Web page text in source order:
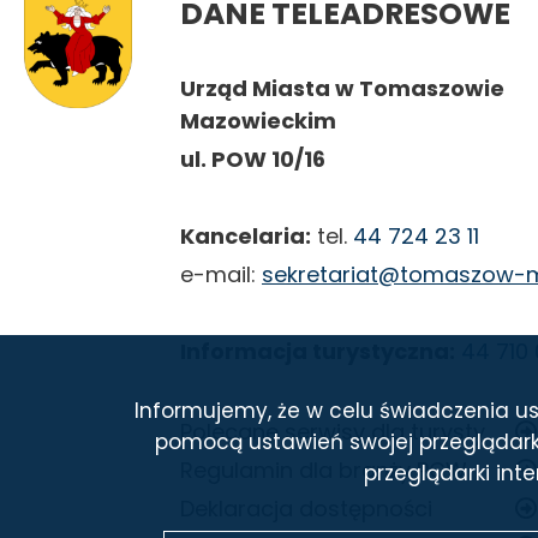
DANE TELEADRESOWE
Urząd Miasta w Tomaszowie
Mazowieckim
ul. POW 10/16
Kancelaria: tel. 44 724 23 11
e-mail: sekretariat@tomaszow-
STOPKA
Polecane serwisy dla turysty
Regulamin dla branży PCW
Informujemy, że w celu świadczenia
pomocą ustawień swojej
przeglądarki